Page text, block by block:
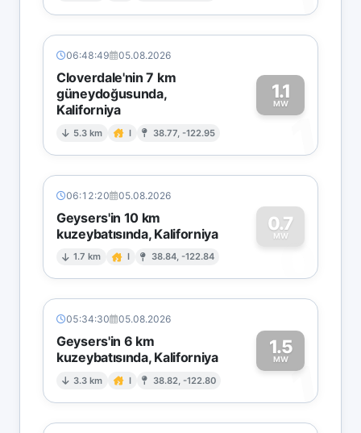
06:48:49 05.08.2026
Cloverdale'nin 7 km
güneydoğusunda,
Kaliforniya
5.3 km I 38.77, -122.95
1.1
MW
1
06:12:20 05.08.2026
Geysers'in 10 km
kuzeybatısında, Kaliforniya
1.7 km I 38.84, -122.84
0.7
MW
0
05:34:30 05.08.2026
Geysers'in 6 km
kuzeybatısında, Kaliforniya
3.3 km I 38.82, -122.80
1.5
MW1